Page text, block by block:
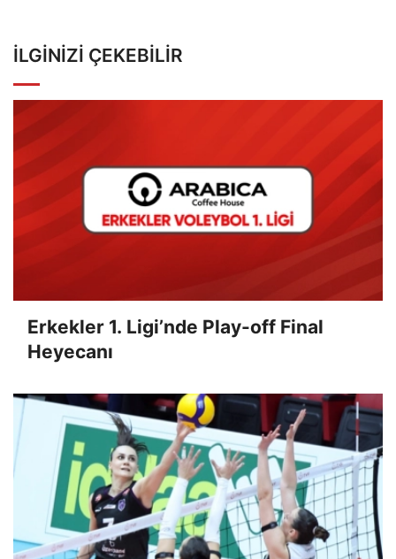
İLGINIZI ÇEKEBILIR
Erkekler 1. Ligi’nde Play-off Final
Heyecanı